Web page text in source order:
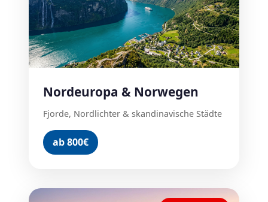
Nordeuropa & Norwegen
Fjorde, Nordlichter & skandinavische Städte
ab 800€